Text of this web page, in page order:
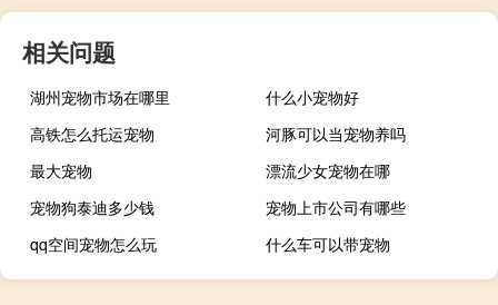
相关问题
湖州宠物市场在哪里
什么小宠物好
高铁怎么托运宠物
河豚可以当宠物养吗
最大宠物
漂流少女宠物在哪
宠物狗泰迪多少钱
宠物上市公司有哪些
qq空间宠物怎么玩
什么车可以带宠物